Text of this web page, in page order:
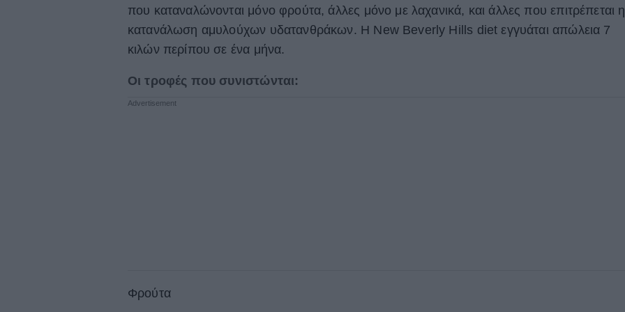
που καταναλώνονται μόνο φρούτα, άλλες μόνο με λαχανικά, και άλλες που επιτρέπεται η
κατανάλωση αμυλούχων υδατανθράκων. Η New Beverly Ηills diet εγγυάται απώλεια 7
κιλών περίπου σε ένα μήνα.
Οι τροφές που συνιστώνται:
Φρούτα